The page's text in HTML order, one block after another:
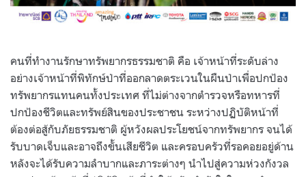
คนที่ทำงานรักษาทรัพยากรธรรมชาติ คือ เจ้าหน้าที่ระดับล่าง
อย่างเจ้าหน้าที่พิทักษ์ป่าที่ออกลาดตระเวนในผืนป่าเพื่อปกป้อง
ทรัพยากรแทนคนทั้งประเทศ ที่ไม่ต่างจากตำรวจหรือทหารที่
ปกป้องชีวิตและทรัพย์สินของประชาชน ระหว่างปฏิบัติหน้าที่
ต้องต่อสู้กับภัยธรรมชาติ ผู้หวังผลประโยชน์จากทรัพยากร จนได้
รับบาดเจ็บและอาจถึงขั้นเสียชีวิต และครอบครัวที่รอคอยอยู่ด้าน
หลังจะได้รับความลำบากและภาระต่างๆ นำไปสู่ความห่วงกังวล